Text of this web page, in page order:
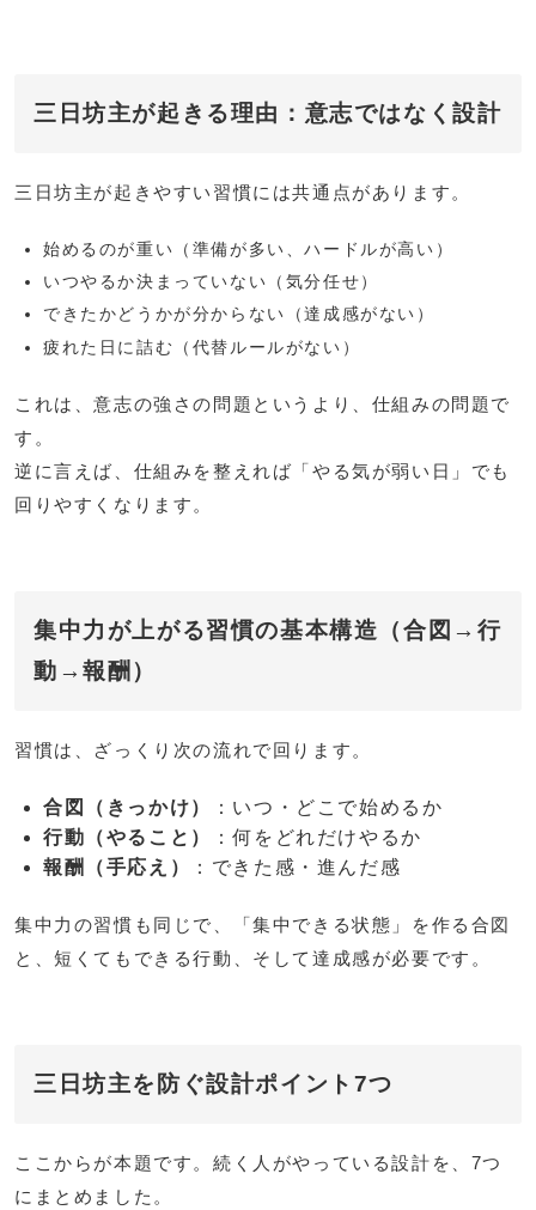
三日坊主が起きる理由：意志ではなく設計
三日坊主が起きやすい習慣には共通点があります。
始めるのが重い（準備が多い、ハードルが高い）
いつやるか決まっていない（気分任せ）
できたかどうかが分からない（達成感がない）
疲れた日に詰む（代替ルールがない）
これは、意志の強さの問題というより、仕組みの問題で
す。
逆に言えば、仕組みを整えれば「やる気が弱い日」でも
回りやすくなります。
集中力が上がる習慣の基本構造（合図→行
動→報酬）
習慣は、ざっくり次の流れで回ります。
合図（きっかけ）
：いつ・どこで始めるか
行動（やること）
：何をどれだけやるか
報酬（手応え）
：できた感・進んだ感
集中力の習慣も同じで、「集中できる状態」を作る合図
と、短くてもできる行動、そして達成感が必要です。
三日坊主を防ぐ設計ポイント7つ
ここからが本題です。続く人がやっている設計を、7つ
にまとめました。